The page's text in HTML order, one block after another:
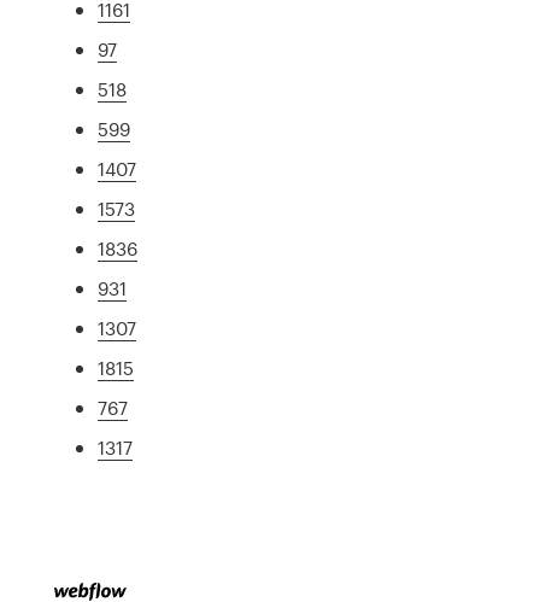
1161
97
518
599
1407
1573
1836
931
1307
1815
767
1317